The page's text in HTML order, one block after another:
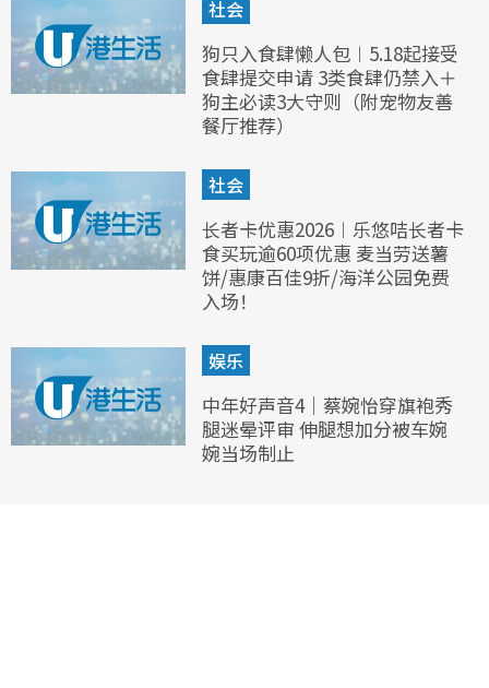
社会
狗只入食肆懒人包︱5.18起接受
食肆提交申请 3类食肆仍禁入＋
狗主必读3大守则（附宠物友善
餐厅推荐）
社会
长者卡优惠2026︱乐悠咭长者卡
食买玩逾60项优惠 麦当劳送薯
饼/惠康百佳9折/海洋公园免费
入场！
娱乐
中年好声音4｜蔡婉怡穿旗袍秀
腿迷晕评审 伸腿想加分被车婉
婉当场制止